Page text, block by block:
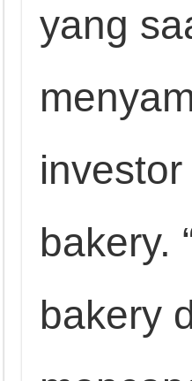
yang
bakery.
bakery